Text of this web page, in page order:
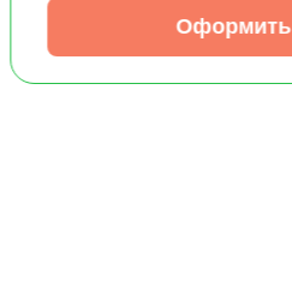
Оформить